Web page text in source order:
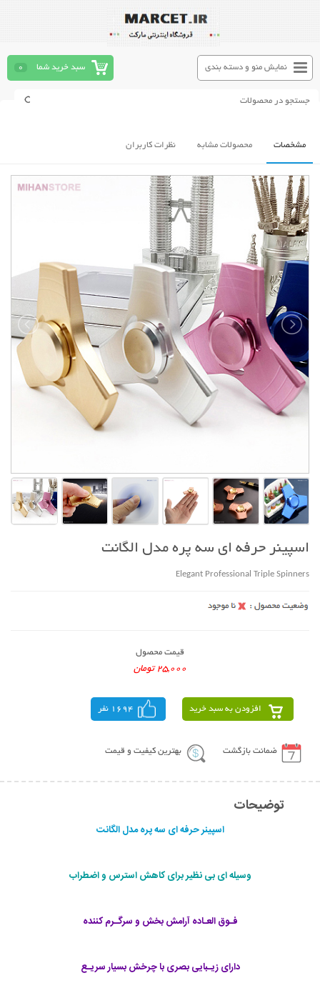
سبد خرید شما 0 نمایش منو و دسته بندی
مشخصات محصولات مشابه نظرات کاربران
اسپینر حرفه ای سه پره مدل الگانت
Elegant Professional Triple Spinners
قیمت محصول
25,000 تومان
افزودن به سبد خرید 1694 نفر
ضمانت بازگشت بهترین کیفیت و قیمت
توضیحات
اسپینر حرفه ای سه پره مدل الگانت
وسیله ای بی نظیر برای کاهش استرس و اضطراب
فـوق العـاده آرامش بخش و سرگـرم کننده
دارای زیـبایی بصری با چرخش بسیار سریـع